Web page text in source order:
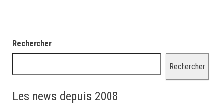
Rechercher
Rechercher
Les news depuis 2008